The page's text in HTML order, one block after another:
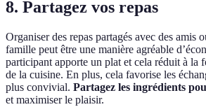
8. Partagez vos repas
Organiser des repas partagés avec des amis
famille peut être une manière agréable
participant apporte un plat et cela réduit à la
de la cuisine. En plus, cela favorise les
plus convivial. Partagez les ingrédients
et maximiser le plaisir.